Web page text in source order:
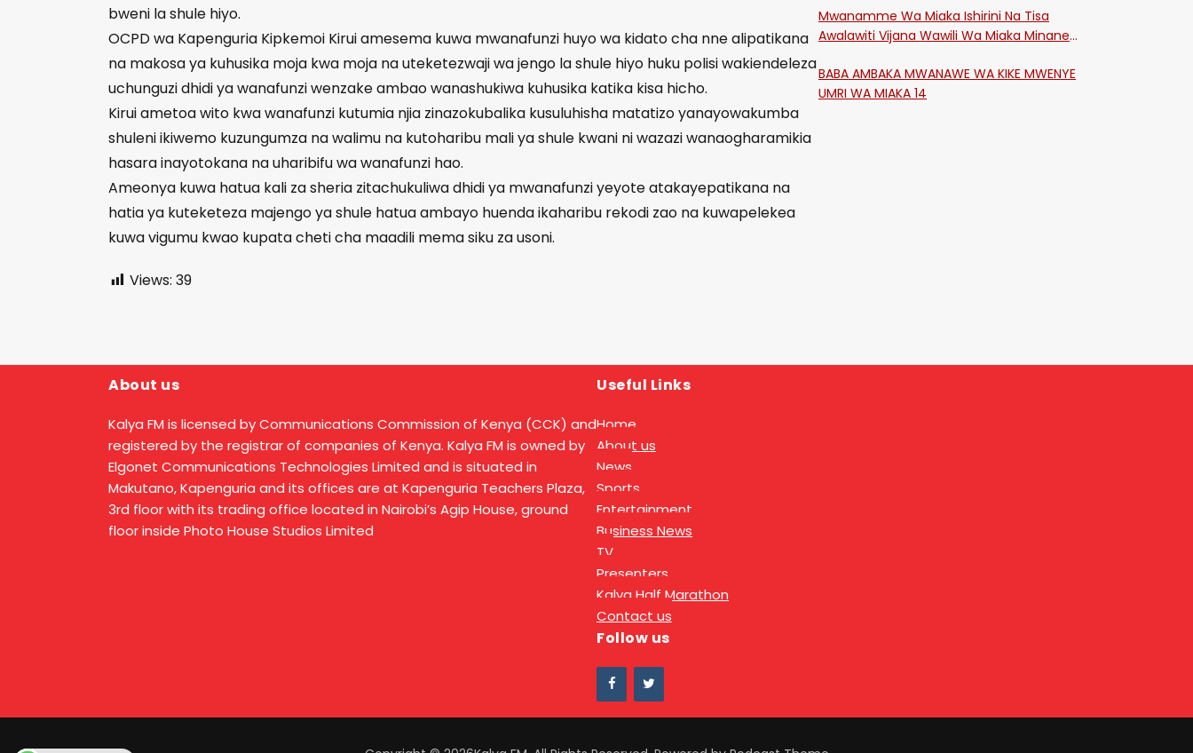
bweni la shule hiyo.
OCPD wa Kapenguria Kipkemoi Kirui amesema kuwa mwanafunzi huyo wa kidato cha nne alipatikana
na makosa ya kuhusika moja kwa moja na uteketezwaji wa jengo la shule hiyo huku polisi wakiendeleza
uchunguzi dhidi ya wanafunzi wenzake ambao wanashukiwa kuhusika katika kisa hicho.
Kirui ametoa wito kwa wanafunzi kutumia njia zinazokubalika kusuluhisha matatizo yanayowakumba
shuleni ikiwemo kuzungumza na walimu na kutoharibu mali ya shule kwani ni wazazi wanaogharamikia
hasara inayotokana na uharibifu wa wanafunzi hao.
Ameonya kuwa hatua kali za sheria zitachukuliwa dhidi ya mwanafunzi yeyote atakayepatikana na
hatia ya kuteketeza majengo ya shule hatua ambayo huenda ikaharibu rekodi zao na kuwapelekea
kuwa vigumu kwao kupata cheti cha maadili mema siku za usoni.
Views: 39
Mwanamme Wa Miaka Ishirini Na Tisa
Awalawiti Vijana Wawili Wa Miaka Minane
Shikangania, Kakamega
BABA AMBAKA MWANAWE WA KIKE MWENYE
UMRI WA MIAKA 14
About us
Kalya FM is licensed by Communications Commission of Kenya (CCK) and
registered by the registrar of companies of Kenya. Kalya FM is owned by
Elgonet Communications Technologies Limited and is situated in
Makutano, Kapenguria and its offices are at Kapenguria Teachers Plaza,
3rd floor with its trading office located in Nairobi’s Agip House, ground
floor inside Photo House Studios Limited
Useful Links
Home
About us
News
Sports
Entertainment
Business News
TV
Presenters
Kalya Half Marathon
Contact us
Follow us